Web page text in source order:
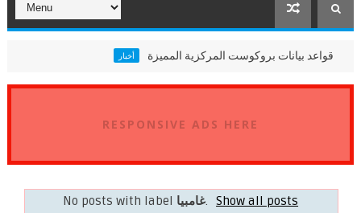
قواعد بيانات بروكوست المركزية المميزة أثيوبيا
RESPONSIVE ADS HERE
No posts with label غامبيا. Show all posts